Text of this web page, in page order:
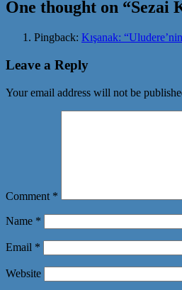
One thought on “Sezai
Pingback: Kışanak:
Leave a Reply
Your email address will not be
Comment *
Name *
Email *
Website